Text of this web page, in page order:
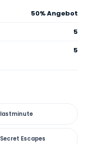
50% Angebot
5
5
lastminute
Secret Escapes